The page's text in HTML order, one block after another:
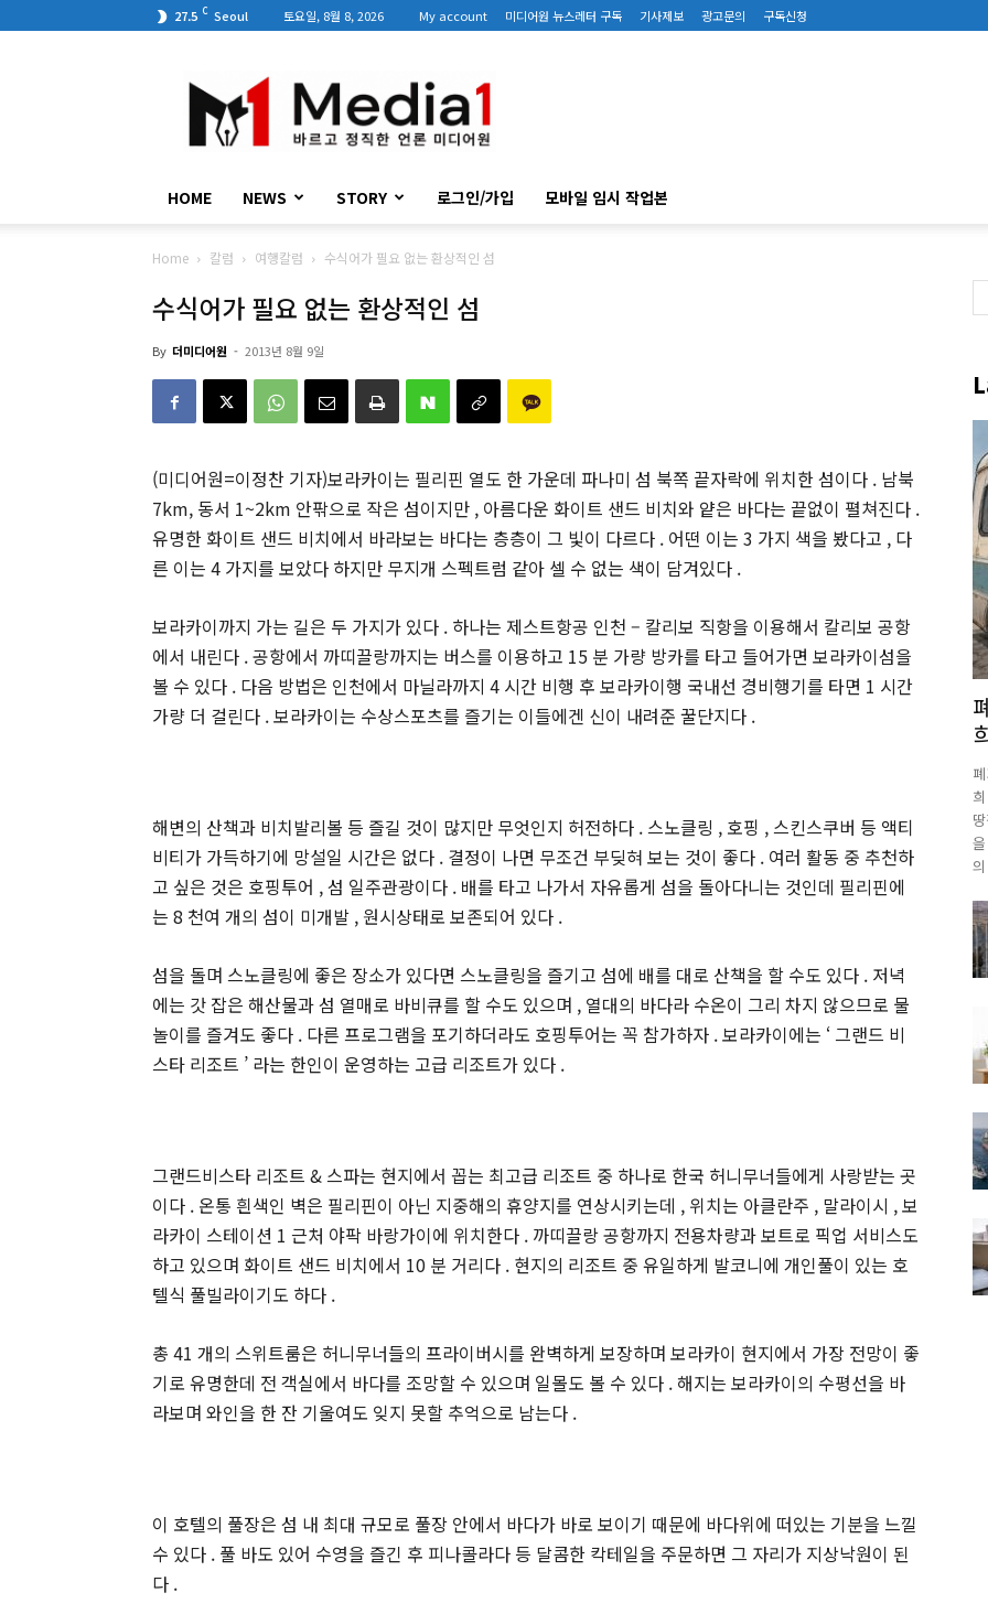
27.5 C Seoul 토요일, 8월 8, 2026 My account 미디어원 뉴스레터 구독 기사제보 광고문의 구독신청
디
어
원
HOME NEWS STORY 로그인/가입 모바일 임시 작업본
Home 칼럼 여행칼럼 수식어가 필요 없는 환상적인 섬
수식어가 필요 없는 환상적인 섬
By 더미디어원 - 2013년 8월 9일
(미디어원=이정찬 기자)보라카이는 필리핀 열도 한 가운데 파나미 섬 북쪽 끝자락에 위치한 섬이다 . 남북
7km, 동서 1~2km 안팎으로 작은 섬이지만 , 아름다운 화이트 샌드 비치와 얕은 바다는 끝없이 펼쳐진다 .
유명한 화이트 샌드 비치에서 바라보는 바다는 층층이 그 빛이 다르다 . 어떤 이는 3 가지 색을 봤다고 , 다
른 이는 4 가지를 보았다 하지만 무지개 스펙트럼 같아 셀 수 없는 색이 담겨있다 .
보라카이까지 가는 길은 두 가지가 있다 . 하나는 제스트항공 인천 – 칼리보 직항을 이용해서 칼리보 공항
에서 내린다 . 공항에서 까띠끌랑까지는 버스를 이용하고 15 분 가량 방카를 타고 들어가면 보라카이섬을
볼 수 있다 . 다음 방법은 인천에서 마닐라까지 4 시간 비행 후 보라카이행 국내선 경비행기를 타면 1 시간
가량 더 걸린다 . 보라카이는 수상스포츠를 즐기는 이들에겐 신이 내려준 꿀단지다 .
해변의 산책과 비치발리볼 등 즐길 것이 많지만 무엇인지 허전하다 . 스노클링 , 호핑 , 스킨스쿠버 등 액티
비티가 가득하기에 망설일 시간은 없다 . 결정이 나면 무조건 부딪혀 보는 것이 좋다 . 여러 활동 중 추천하
고 싶은 것은 호핑투어 , 섬 일주관광이다 . 배를 타고 나가서 자유롭게 섬을 돌아다니는 것인데 필리핀에
는 8 천여 개의 섬이 미개발 , 원시상태로 보존되어 있다 .
섬을 돌며 스노클링에 좋은 장소가 있다면 스노클링을 즐기고 섬에 배를 대로 산책을 할 수도 있다 . 저녁
에는 갓 잡은 해산물과 섬 열매로 바비큐를 할 수도 있으며 , 열대의 바다라 수온이 그리 차지 않으므로 물
놀이를 즐겨도 좋다 . 다른 프로그램을 포기하더라도 호핑투어는 꼭 참가하자 . 보라카이에는 ‘ 그랜드 비
스타 리조트 ’ 라는 한인이 운영하는 고급 리조트가 있다 .
그랜드비스타 리조트 & 스파는 현지에서 꼽는 최고급 리조트 중 하나로 한국 허니무너들에게 사랑받는 곳
이다 . 온통 흰색인 벽은 필리핀이 아닌 지중해의 휴양지를 연상시키는데 , 위치는 아클란주 , 말라이시 , 보
라카이 스테이션 1 근처 야팍 바랑가이에 위치한다 . 까띠끌랑 공항까지 전용차량과 보트로 픽업 서비스도
하고 있으며 화이트 샌드 비치에서 10 분 거리다 . 현지의 리조트 중 유일하게 발코니에 개인풀이 있는 호
텔식 풀빌라이기도 하다 .
총 41 개의 스위트룸은 허니무너들의 프라이버시를 완벽하게 보장하며 보라카이 현지에서 가장 전망이 좋
기로 유명한데 전 객실에서 바다를 조망할 수 있으며 일몰도 볼 수 있다 . 해지는 보라카이의 수평선을 바
라보며 와인을 한 잔 기울여도 잊지 못할 추억으로 남는다 .
이 호텔의 풀장은 섬 내 최대 규모로 풀장 안에서 바다가 바로 보이기 때문에 바다위에 떠있는 기분을 느낄
수 있다 . 풀 바도 있어 수영을 즐긴 후 피나콜라다 등 달콤한 칵테일을 주문하면 그 자리가 지상낙원이 된
다 .